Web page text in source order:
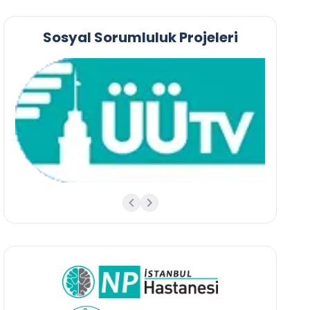
Sosyal Sorumluluk Projeleri